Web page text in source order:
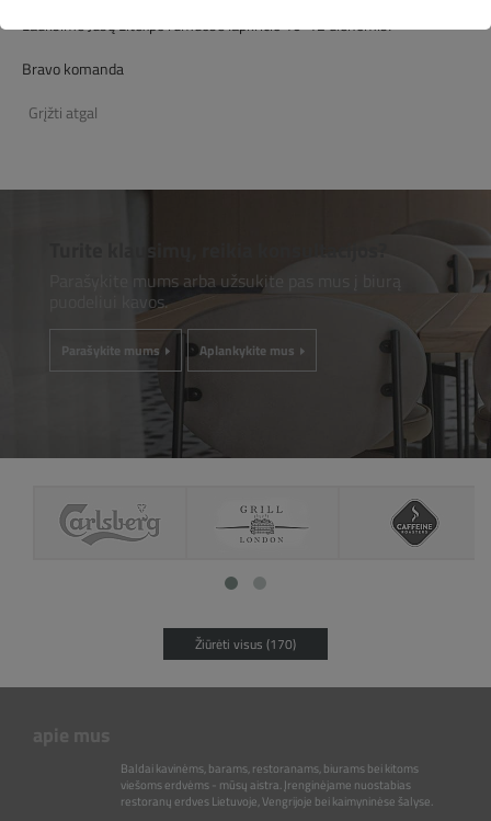
Lauksime Jūsų Litexpo rūmuose lapkričio 10-12 dienomis!
Bravo komanda
Grįžti atgal
Turite klausimų, reikia konsultacijos?
Parašykite mums arba užsukite pas mus į biurą
puodeliui kavos.
Parašykite mums Aplankykite mus
Žiūrėti visus (170)
Baldai kavinėms, barams, restoranams, biurams bei kitoms
viešoms erdvėms - mūsų aistra. Įrenginėjame nuostabias
restoranų erdves Lietuvoje, Vengrijoje bei kaimyninėse šalyse.